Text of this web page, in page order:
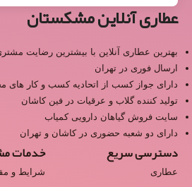
عطاری آنلاین مشکستان
بهترین عطاری آنلاین با بیشترین رضایت
ارسال فوری در تهران
دارای جواز کسب از اتحادیه کسب و کار های
تولید کننده گلاب و عرقیات در فین کاشان
سایت فروش گیاهان دارویی کمیاب
دارای دو شعبه حضوری در کاشان و تهران
دسترسی سریع
عطاری
خدمات
شرایط و